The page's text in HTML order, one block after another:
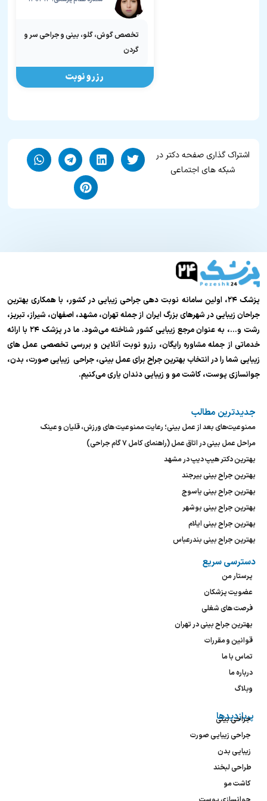
تخصص گوش، گلو، بینی و جراحی سر و
گردن
رزرو نوبت
اشتراک گذاری صفحه دکتر در
شبکه های اجتماعی
پزشک ۲۴، اولین سامانه نوبت دهی جراحی زیبایی در کشور، با همکاری بهترین
جراحان زیبایی در شهرهای بزرگ ایران از جمله تهران، مشهد، اصفهان، شیراز، تبریز،
رشت و…، به عنوان مرجع زیبایی کشور شناخته می‌شود. ما در پزشک ۲۴ با ارائه
خدماتی از جمله مشاوره رایگان، رزرو نوبت آنلاین و بررسی تخصصی عمل های
زیبایی شما را در انتخاب بهترین جراح برای عمل بینی، جراحی زیبایی صورت، بدن،
جوانسازی پوست، کاشت مو و زیبایی دندان یاری می‌کنیم.
جدیدترین مطالب
ممنوعیت‌های بعد از عمل بینی؛ رعایت ممنوعیت های ورزش، قلیان و عینک
مراحل عمل بینی در اتاق عمل (راهنمای کامل ۷ گام جراحی)
بهترین دکتر هیپ دیپ در مشهد
بهترین جراح بینی بیرجند
بهترین جراح بینی یاسوج
بهترین جراح بینی بوشهر
بهترین جراح بینی ایلام
بهترین جراح بینی بندرعباس
دسترسی سریع
پرستار من
عضویت پزشکان
فرصت های شغلی
بهترین جراح بینی در تهران
قوانین و مقررات
تماس با ما
درباره ما
وبلاگ
پربازدیدها
جراحی بینی
جراحی زیبایی صورت
زیبایی بدن
طراحی لبخند
کاشت مو